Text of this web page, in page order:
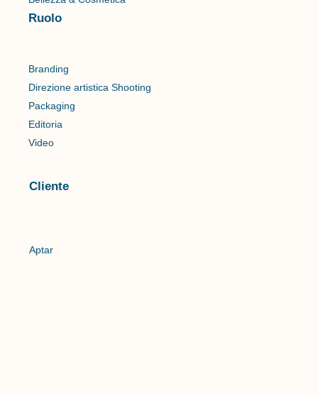
Ruolo
Branding
Direzione artistica Shooting
Packaging
Editoria
Video
Cliente
Aptar